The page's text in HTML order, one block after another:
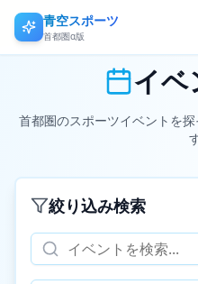
青空スポーツ
首都圏α版
イベ
首都圏のスポーツイベントを
絞り込み検索